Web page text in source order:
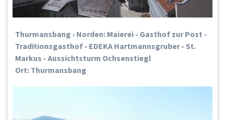
Thurmansbang › Norden: Maierei - Gasthof zur Post -
Traditionsgasthof - EDEKA Hartmannsgruber - St.
Markus - Aussichtsturm Ochsenstiegl
Ort: Thurmansbang